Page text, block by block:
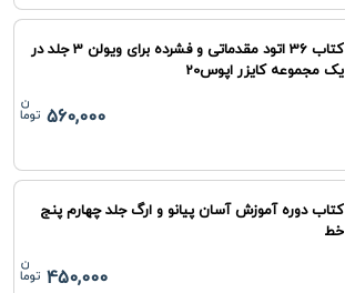
کتاب 36 اتود مقدماتی و فشرده برای ویولن 3 جلد در
یک مجموعه کایزر اپوس20
560,000
کتاب دوره آموزش آسان پیانو و ارگ جلد چهارم پنج
خط
450,000